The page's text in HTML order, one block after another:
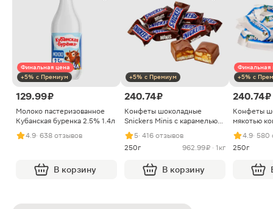
Финальная цена
+5% с Премиум
129.99 ₽
Молоко пастеризованное
Кубанская буренка 2.5% 1.4л
4.9· 638 отзывов
В корзину
+5% с Премиум
240.74 ₽
Конфеты шоколадные
Snickers Minis с карамелью
арахисом и нугой
5· 416 отзывов
250г
962.99 ₽ · 1кг
В корзину
Финальная
+5% с
240.74 ₽
Конфеты
мякотью
4.9· 580
250г